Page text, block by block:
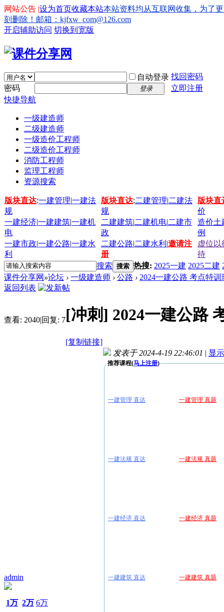
设为首页收藏本站
网站公告 |
本站资料均从互联网收集，为了
刻删除！邮箱：kjfxw_com@126.com
开启辅助访问 切换到宽版
自动登录 找回密码
密码
登录
立即注册
快捷导航
一级建造师
二级建造师
一级造价工程师
二级造价工程师
消防工程师
监理工程师
资源搜索
版块直达:一建管理|一建法
规
版块直达:二建管理|二建法
规
版块直
价
一建经济|一建建筑|一建机
电
二建建筑|二建机电|二建市
政
造价土
例
一建市政|一建公路|一建水
利
二建公路|二建水利 |邀请注
册
虚位以
待
搜索 搜索 热搜: 2025一建 2025二建
课件分享网 »论坛 › 一级建造师 › 公路 › 2024一建公路 考点特
返回列表
查看: 2040|回复: 7[冲刺] 2024一建公路
[复制链接]
admin
1万 2万 6万
发表于 2024-4-19 22:46:01 | 显
推荐课程(马上注册)
一建管理 直达 一建管理 真题
一建法规 直达 一建法规 真题
一建经济 直达 一建经济 真题
一建建筑 直达 一建建筑 真题